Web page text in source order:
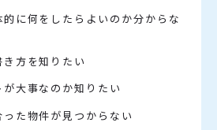
に何をしたらよいのか分からな
方を知りたい
大事なのか知りたい
た物件が見つからない